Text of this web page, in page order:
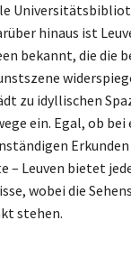
hinaus ist
bekannt, die die
zu idyllischen
ein. Egal, ob
– Leuven bietet
wobei die
stehen.